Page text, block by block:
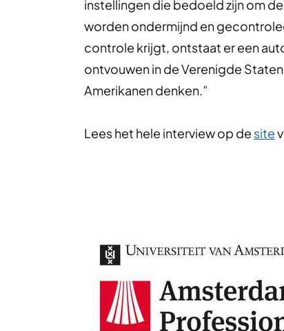
instellingen die bedoeld zijn om
worden ondermijnd en
controle krijgt, ontstaat er een
ontvouwen in de Verenigde
Amerikanen denken.”
Lees het hele interview op de site